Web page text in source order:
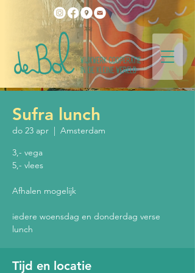
Sufra lunch
do 23 apr
  |
Amsterdam
3,- vega
5,- vlees
Afhalen mogelijk
iedere woensdag en donderdag verse
lunch
Tijd en locatie